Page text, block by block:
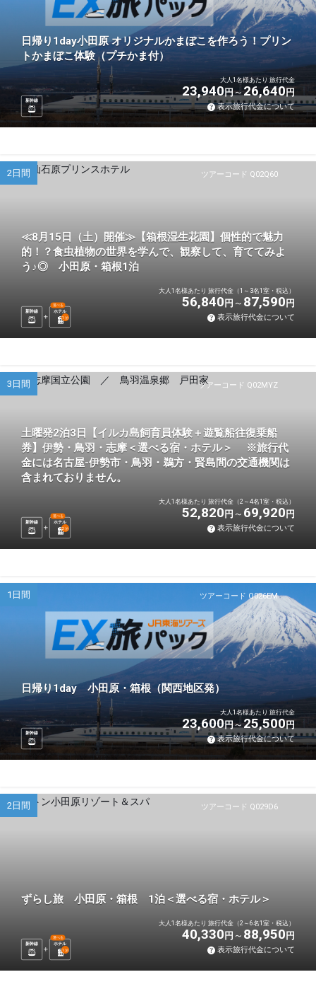
日帰り1day小田原 オリジナルかまぼこを作ろう！プリン
トかまぼこ体験（プチかま付）
新幹線
大人1名様あたり 旅行代金
23,940円 26,640円
表示旅行代金について
ツアーコード Q02Q60
2日間
≪8月15日（土）開催≫【箱根湿生花園】個性的で魅力
的！？食虫植物の世界を学んで、観察して、育ててみよ
う♪◎ 小田原・箱根1泊
新幹線 ホテル
選べる
1 泊
大人1名様あたり 旅行代金（1～3名1室・税込）
56,840 円 87,590 円
表示旅行代金について
ツアーコード Q02MYZ
3日間
土曜発2泊3日【イルカ島飼育員体験＋遊覧船往復乗船
券】伊勢・鳥羽・志摩＜選べる宿・ホテル＞ ※旅行代
金には名古屋-伊勢市・鳥羽・鵜方・賢島間の交通機関は
含まれておりません。
新幹線 ホテル
選べる
2泊
大人1名様あたり 旅行代金（2～4名1室・税込）
52,820 円 69,920 円
表示旅行代金について
ツアーコード Q026EM
1日間
日帰り1day 小田原・箱根（関西地区発）
新幹線
大人1名様あたり 旅行代金
23,600円 25,500円
表示旅行代金について
ツアーコード Q029D6
2日間
ずらし旅 小田原・箱根 1泊＜選べる宿・ホテル＞
新幹線 ホテル
選べる
1 泊
大人1名様あたり 旅行代金（2～6名1室・税込）
40,330 円 88,950 円
表示旅行代金について